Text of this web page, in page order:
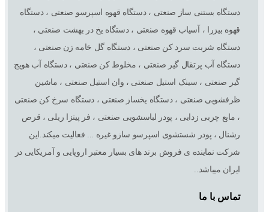
دستگاه بستنی ساز صنعتی ، دستگاه قهوه اسپرسو صنعتی ، دستگاه
قهوه بیزرا ، آسیاب قهوه صنعتی ، دستگاه یخ در بهشت صنعتی ،
دستگاه شربت سرد کن صنعتی ، دستگاه گل خامه زن صنعتی ،
دستگاه آب پرتقال گیر صنعتی ، مخلوط کن صنعتی ، دستگاه آب هویج
گیر صنعتی ، سینک استیل صنعتی ، وان استیل صنعتی ، ماشین
ظرفشویی صنعتی ، دستگاه یخساز صنعتی ، دستگاه سرخ کن صنعتی
، مایع چربی زدایی ، پودر لباسشویی صنعتی ، فر پیتزا ریلی ، قرص
رشنال ، پودر شستشوی اسپرسو سازو غیره ... فعالیت میکند.این
شرکت نماینده ی فروش برند های بسیار معتبر اروپایی و آمریکایی در
ایران میباشد..
تماس با ما